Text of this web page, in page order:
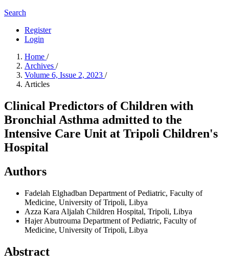
Search
Register
Login
Home /
Archives /
Volume 6, Issue 2, 2023 /
Articles
Clinical Predictors of Children with
Bronchial Asthma admitted to the
Intensive Care Unit at Tripoli Children's
Hospital
Authors
Fadelah Elghadban Department of Pediatric, Faculty of
Medicine, University of Tripoli, Libya
Azza Kara Aljalah Children Hospital, Tripoli, Libya
Hajer Abutrouma Department of Pediatric, Faculty of
Medicine, University of Tripoli, Libya
Abstract